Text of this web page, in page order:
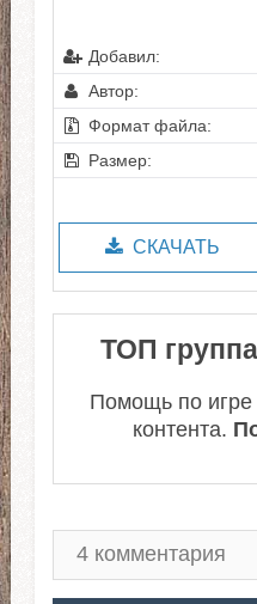
Добавил:
Автор:
Формат файла:
Размер:
СКАЧАТЬ
ТОП
Помощь по игре
контента.